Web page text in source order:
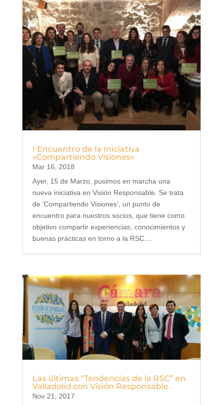
I Encuentro de la Iniciativa
«Compartiendo Visiones»
Mar 16, 2018
Ayer, 15 de Marzo, pusimos en marcha una
nueva iniciativa en Visión Responsable. Se trata
de ‘Compartiendo Visiones’, un punto de
encuentro para nuestros socios, que tiene como
objetivo compartir experiencias, conocimientos y
buenas prácticas en torno a la RSC....
Las últimas “Tendencias de la RSC” en
Valladolid con Visión Responsable
Nov 21, 2017